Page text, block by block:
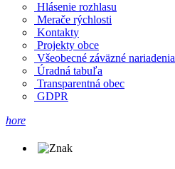
Hlásenie rozhlasu
Merače rýchlosti
Kontakty
Projekty obce
Všeobecné záväzné nariadenia
Úradná tabuľa
Transparentná obec
GDPR
hore